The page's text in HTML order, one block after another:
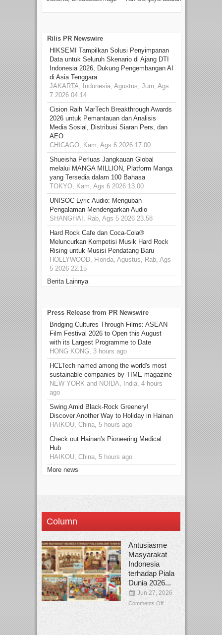
Rilis PR Newswire
HIKSEMI Tampilkan Solusi Penyimpanan
Data untuk Seluruh Skenario di Ajang DTI
Indonesia 2026, Dukung Pengembangan AI
di Asia Tenggara
JAKARTA, Indonesia, Agustus, Jum, Ags
7 2026 04.14
Cision Raih MarTech Breakthrough Awards
2026 untuk Pemantauan dan Analisis
Media Sosial, Distribusi Siaran Pers, dan
AEO
CHICAGO, Kam, Ags 6 2026 17.00
Shueisha Perluas Jangkauan Global
melalui MANGA MILLION, Platform Manga
yang Tersedia dalam 100 Bahasa
TOKYO, Kam, Ags 6 2026 13.00
UNISOC Lyric Audio: Mengubah
Pengalaman Mendengarkan Audio
SHANGHAI, Rab, Ags 5 2026 23.58
Hard Rock Cafe dan Coca-Cola®
Meluncurkan Kompetisi Musik Hard Rock
Rising untuk Musisi Pendatang Baru
HOLLYWOOD, Florida, Agustus, Rab, Ags
5 2026 22.15
Berita Lainnya
Press Release from PR Newswire
Bridging Cultures Through Films: ASEAN
Film Festival 2026 to Open this August
with its Largest Programme to Date
HONG KONG, 3 hours ago
HCLTech named among the world's most
sustainable companies by TIME magazine
NEW YORK and NOIDA, India, 4 hours
ago
Swing Amid Black‑Rock Greenery!
Discover Another Way to Holiday in Hainan
HAIKOU, China, 5 hours ago
Check out Hainan's Pioneering Medical
Hub
HAIKOU, China, 5 hours ago
More news
Column
Antusiasme
Masyarakat
Indonesia
terhadap Piala
Dunia 2026...
Jun 27, 2026
Comments Off